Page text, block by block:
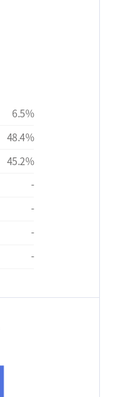
6.5%
48.4%
45.2%
-
-
-
-